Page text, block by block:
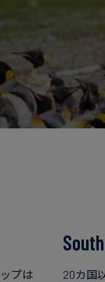
プは
20カ国